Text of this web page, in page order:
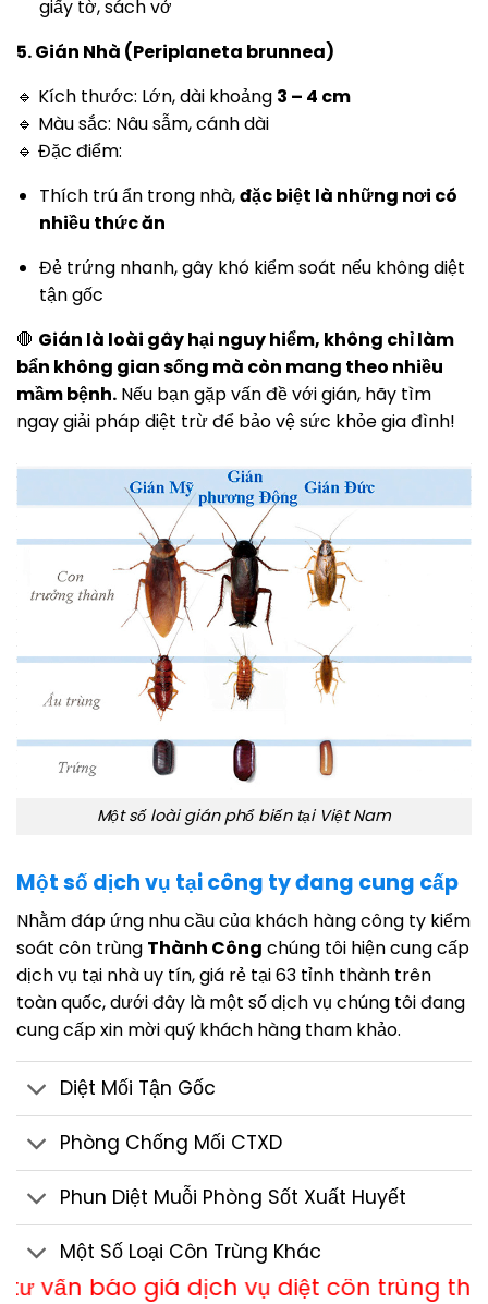
giấy tờ, sách vở
5. Gián Nhà (Periplaneta brunnea)
🔹 Kích thước: Lớn, dài khoảng 3 – 4 cm
🔹 Màu sắc: Nâu sẫm, cánh dài
🔹 Đặc điểm:
Thích trú ẩn trong nhà,đặc biệt là những nơi có
nhiều thức ăn
Đẻ trứng nhanh, gây khó kiểm soát nếu không diệt
tận gốc
🛑 Gián là loài gây hại nguy hiểm, không chỉ làm
bẩn không gian sống mà còn mang theo nhiều
mầm bệnh. Nếu bạn gặp vấn đề với gián, hãy tìm
ngay giải pháp diệt trừ để bảo vệ sức khỏe gia đình!
Một số loài gián phổ biến tại Việt Nam
Một số dịch vụ tại công ty đang cung cấp
Nhằm đáp ứng nhu cầu của khách hàng công ty kiểm
soát côn trùng Thành Công chúng tôi hiện cung cấp
dịch vụ tại nhà uy tín, giá rẻ tại 63 tỉnh thành trên
toàn quốc, dưới đây là một số dịch vụ chúng tôi đang
cung cấp xin mời quý khách hàng tham khảo.
Diệt Mối Tận Gốc
Phòng Chống Mối CTXD
Phun Diệt Muỗi Phòng Sốt Xuất Huyết
Một Số Loại Côn Trùng Khác
giá dịch vụ diệt côn trùng theo Hotline